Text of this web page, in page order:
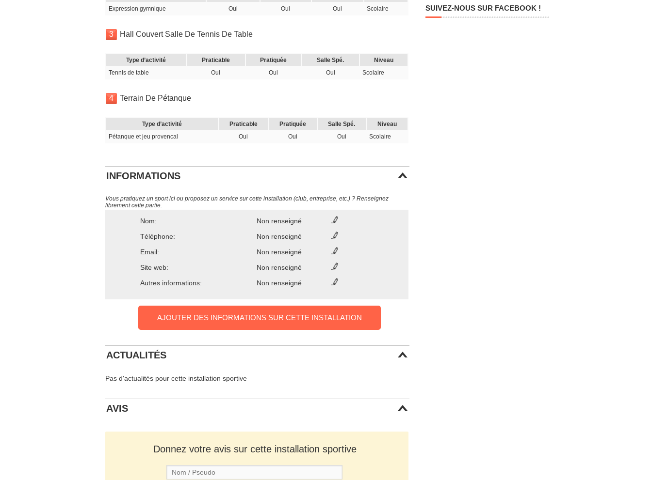
Expression gymnique
Oui Oui Oui Scolaire
3 Hall Couvert Salle De Tennis De Table
Type d’activité Praticable Pratiquée Salle Spé.
Niveau
Tennis de table
Oui Oui Oui Scolaire
4 Terrain De Pétanque
Type d’activité Praticable Pratiquée Salle Spé.
Niveau
Pétanque et jeu provencal
Oui Oui Oui Scolaire
INFORMATIONS
Vous pratiquez un sport ici ou proposez un service sur cette installation (club, entreprise, etc.) ? Renseignez
librement cette partie.
Nom:
Non renseigné
Téléphone:
Non renseigné
Email:
Non renseigné
Site web:
Non renseigné
Autres informations:
Non renseigné
AJOUTER DES INFORMATIONS SUR CETTE INSTALLATION
ACTUALITÉS
Pas d'actualités pour cette installation sportive
AVIS
Donnez votre avis sur cette installation sportive
SUIVEZ-NOUS SUR FACEBOOK !